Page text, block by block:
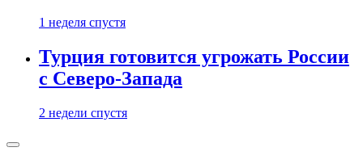
1 неделя спустя
Турция готовится угрожать России
с Северо-Запада
2 недели спустя